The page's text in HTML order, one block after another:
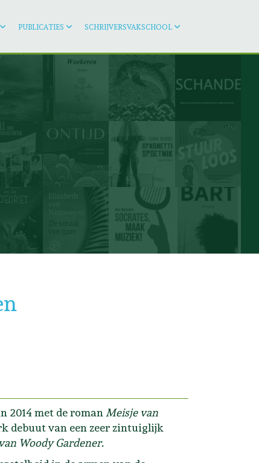
PUBLICATIES SCHRIJVERSVAKSCHOOL
2014 met de roman Meisje van
debuut van een zeer zintuiglijk
Woody Gardener.